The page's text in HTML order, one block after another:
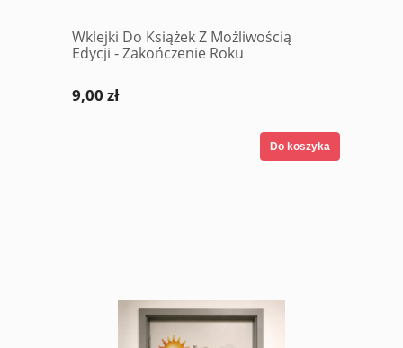
Wklejki Do Książek Z Możliwością
Edycji - Zakończenie Roku
9,00 zł
Do koszyka